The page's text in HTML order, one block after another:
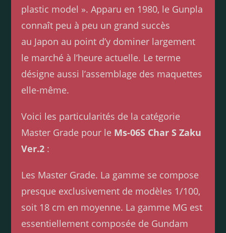
plastic model ». Apparu en 1980, le Gunpla
connaît peu à peu un grand succès
au Japon au point d’y dominer largement
le marché à l’heure actuelle. Le terme
désigne aussi l’assemblage des maquettes
elle-même.
Voici les particularités de la catégorie
Master Grade pour le Ms-06S Char S Zaku
Ver.2 :
Les Master Grade. La gamme se compose
presque exclusivement de modèles 1/100,
soit 18 cm en moyenne. La gamme MG est
essentiellement composée de Gundam